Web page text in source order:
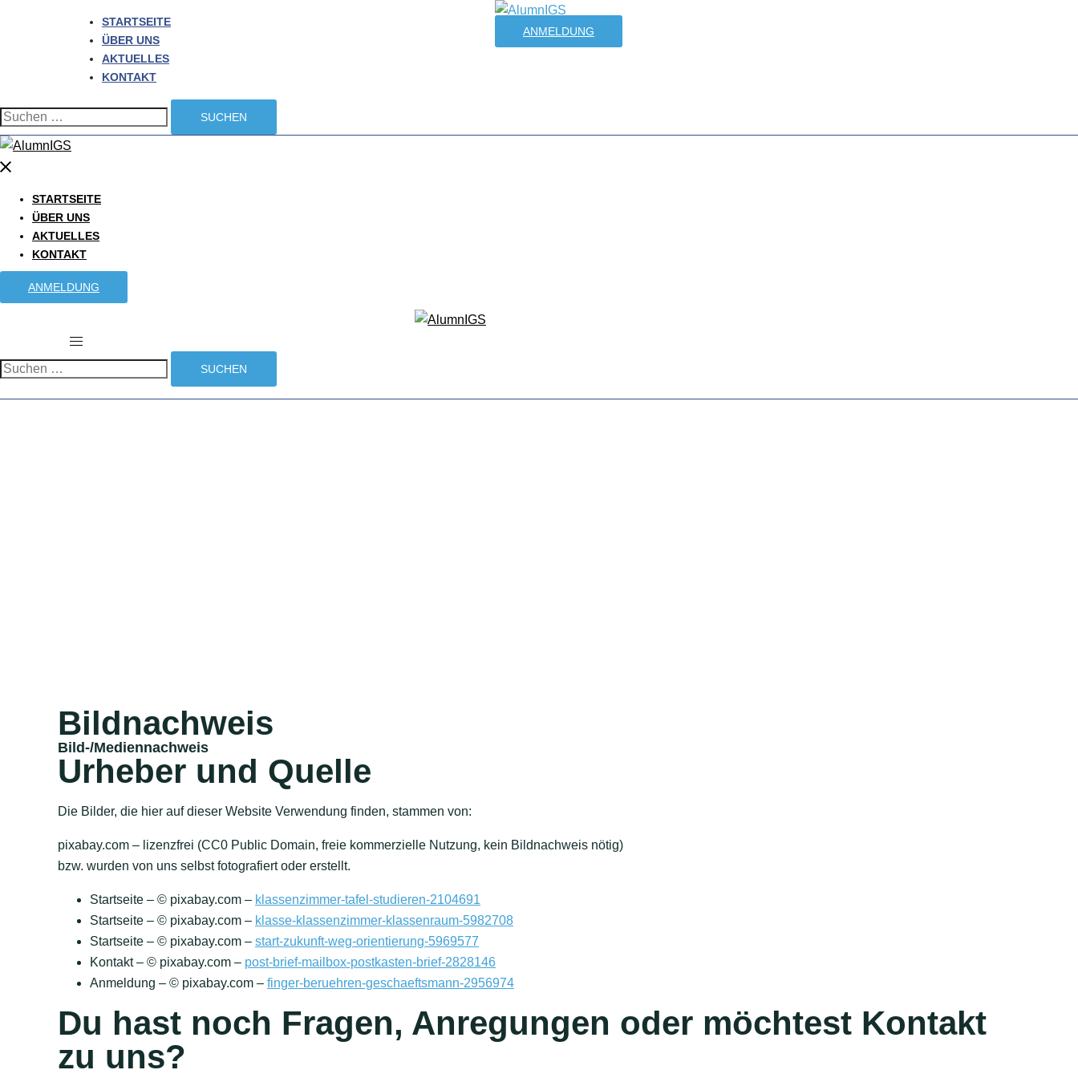
STARTSEITE
ÜBER UNS
AKTUELLES
KONTAKT
ANMELDUNG
Suchen
nach:
Menü
STARTSEITE
ÜBER UNS
AKTUELLES
KONTAKT
ANMELDUNG
Menü
umschalten
Suchen
Bildnachweis
Bild-/Mediennachweis
Urheber und Quelle
Die Bilder, die hier auf dieser Website Verwendung finden, stammen von:
pixabay.com – lizenzfrei (CC0 Public Domain, freie kommerzielle Nutzung, kein Bildnachweis nötig)
bzw. wurden von uns selbst fotografiert oder erstellt.
Startseite – © pixabay.com – klassenzimmer-tafel-studieren-2104691
Startseite – © pixabay.com – klasse-klassenzimmer-klassenraum-5982708
Startseite – © pixabay.com – start-zukunft-weg-orientierung-5969577
Kontakt – © pixabay.com – post-brief-mailbox-postkasten-brief-2828146
Anmeldung – © pixabay.com – finger-beruehren-geschaeftsmann-2956974
Du hast noch Fragen, Anregungen oder möchtest Kontakt
zu uns?